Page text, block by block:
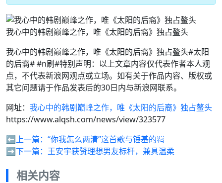
我心中的韩剧巅峰之作，唯《太阳的后裔》独占鳌头
我心中的韩剧巅峰之作，唯《太阳的后裔》独占鳌头#太阳
的后裔# #n刷#特别声明：以上文章内容仅代表作者本人观
点，不代表新浪网观点或立场。如有关于作品内容、版权或
其它问题请于作品发表后的30日内与新浪网联系。
网址： 我心中的韩剧巅峰之作，唯《太阳的后裔》独占鳌头
https://www.alqsh.com/news/view/323577
⬅️上一篇： “你我怎么两清”这首歌与锤基的羁
➡️下一篇： 王安宇获赞理想男友标杆，兼具温柔
相关内容